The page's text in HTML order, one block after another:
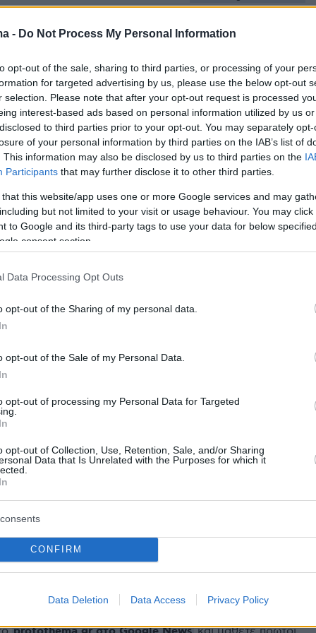
- Do Not Process My Personal Information
opt-out of the sale, sharing to third parties, or processing of your
for targeted advertising by us, please use the below opt-out
selection. Please note that after your opt-out request is processed
interest-based ads based on personal information utilized by us
to third parties prior to your opt-out. You may separately
of your personal information by third parties on the IAB’s list of
This information may also be disclosed by us to third parties on the
Participants that may further disclose it to other third parties.
that this website/app uses one or more Google services and may
but not limited to your visit or usage behaviour. You may
to Google and its third-party tags to use your data for below
consent section.
Data Processing Opt Outs
opt-out of the Sharing of my personal data.
opt-out of the Sale of my Personal Data.
opt-out of processing my Personal Data for Targeted
opt-out of Collection, Use, Retention, Sale, and/or Sharing
Data that Is Unrelated with the Purposes for which it
CONFIRM
Data Deletion Data Access Privacy Policy
επιβεβαίωσε, δεν πήρε πως ποτέ αναβολικά
για να...«φουσκώσει» τους μύες του για τον
αποδίδοντας το αποτέλεσμα στο
γυμναστικής και δίαιτας που
είπε:«Όχι, αγαπώ τη δουλειά μου. Και
Πρέπει να προσέχω τι λέω εδώ,
πει ανεπίσημα ποιες είναι οι παρενέργειες
με τον παραδοσιακό τρόπο. Και σας λέω,
και τους χορτοφάγους και για
μένα».
της «Κράκεν» στις ΗΠΑ - Μικρή, αλλά
παρουσία στην Ευρώπη, λέει ο ΠΟΥ
ΕΟΦ με τις εναλλακτικές για τα φάρμακα